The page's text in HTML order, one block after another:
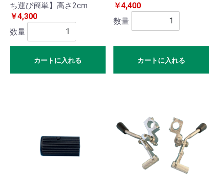
ト
に
つ
て
ち運び簡単】高さ2cm
￥4,300
数量
カートに入れる
￥4,400
数量
カートに入れる